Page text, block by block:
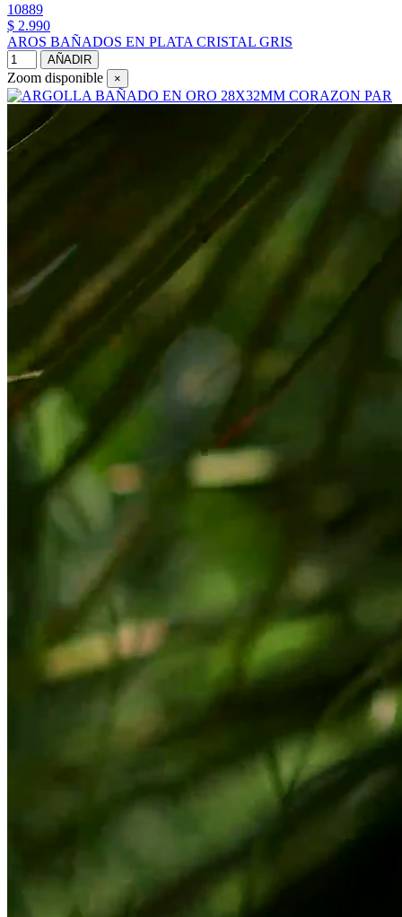
10889
$ 2.990
AROS BAÑADOS EN PLATA CRISTAL GRIS
AÑADIR
Zoom disponible ×